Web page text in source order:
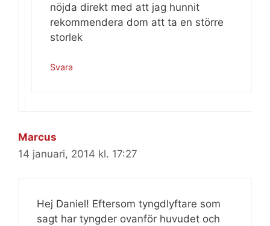
nöjda direkt med att jag hunnit
rekommendera dom att ta en större
storlek
Svara
Marcus
14 januari, 2014 kl. 17:27
Hej Daniel! Eftersom tyngdlyftare som
sagt har tyngder ovanför huvudet och